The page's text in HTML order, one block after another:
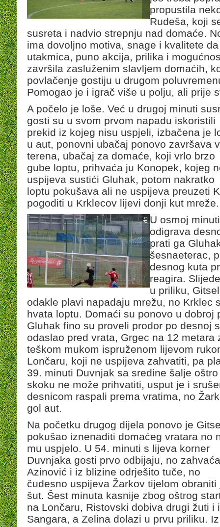
propustila
Rudeša, koji
susreta i nadvio strepnju nad domaće.
ima dovoljno motiva, snage i kvalitete
utakmica, puno akcija, prilika i
završila zasluženim slavljem domaćih,
povlačenje gostiju u drugom
Pomogao je i igrač više u polju, ali prije
A počelo je loše. Već u drugoj minuti
gosti su u svom prvom napadu iskoristili
prekid iz kojeg nisu uspjeli, izbačena je
u aut, ponovni ubačaj ponovo završava
terena, ubačaj za domaće, koji vrlo brzo
gube loptu, prihvaća ju Konopek, kojeg
uspijeva sustići Gluhak, potom nakratko
loptu pokušava ali ne uspijeva preuzeti
pogoditi u Krklecov lijevi donji kut mreže.
U osmoj
odigrava
prati ga
šesnaeterac,
desnog kuta
reagira.
u priliku,
odakle plavi napadaju mrežu, no Krklec
hvata loptu. Domaći su ponovo u dobroj
Gluhak fino su proveli prodor po desnoj
odaslao pred vrata, Grgec na 12
teškom mukom ispruženom lijevom
Lončaru, koji ne uspijeva zahvatiti, pa
39. minuti Duvnjak sa sredine šalje
skoku ne može prihvatiti, usput je i
desnicom raspali prema vratima, no
gol aut.
Na početku drugog dijela ponovo je
pokušao iznenaditi domaćeg vratara no
mu uspjelo. U 54. minuti s lijeva korner
Duvnjaka gosti prvo odbijaju, no zahvaća
Azinović i iz blizine odrješito tuče, no
čudesno uspijeva Žarkov tijelom obraniti
šut. Šest minuta kasnije zbog oštrog
na Lončaru, Ristovski dobiva drugi žuti
Sangara, a Zelina dolazi u prvu priliku.